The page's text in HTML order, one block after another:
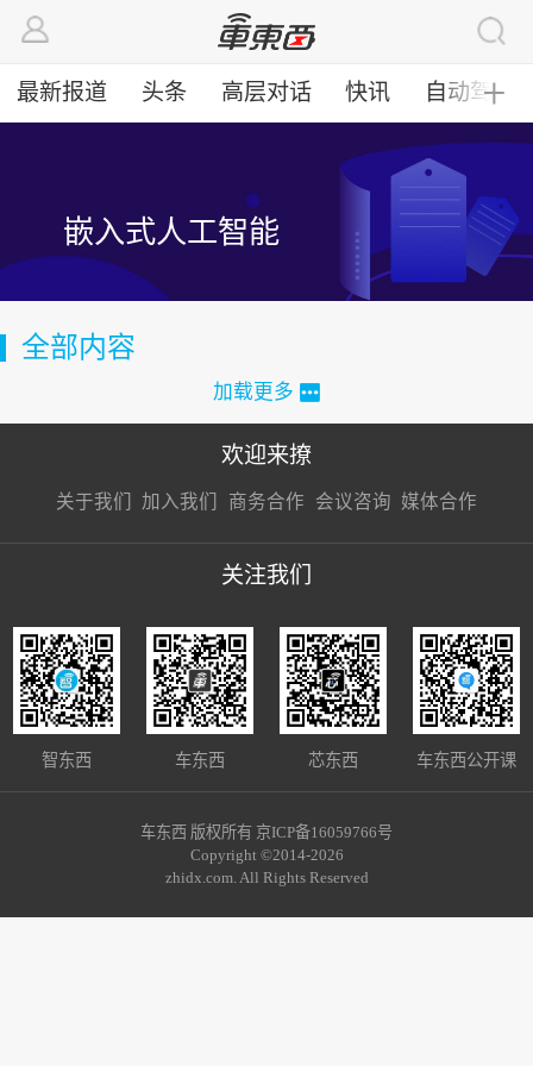
最新报道 头条 高层对话 快讯 自动驾驶
╋
嵌入式人工智能
全部内容
加载更多
欢迎来撩
关于我们 加入我们
接扔简历
商务合作
接开聊
会议咨询 媒体合作
接开聊
关注我们
智东西 车东西 芯东西 车东西公开课
车东西 版权所有 京ICP备16059766号
Copyright ©2014-2026
zhidx.com. All Rights Reserved